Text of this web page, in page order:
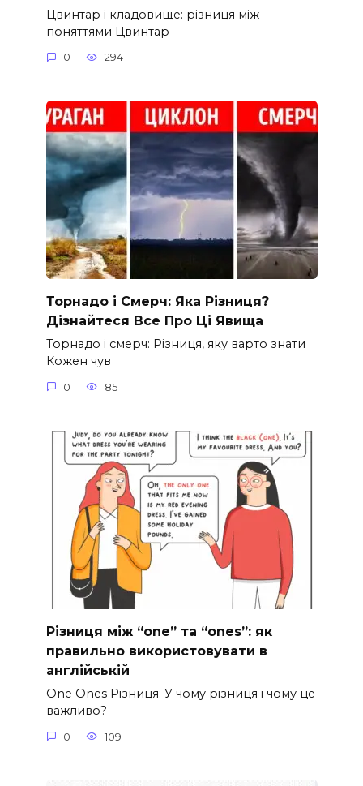
Цвинтар і кладовище: різниця між
поняттями Цвинтар
0 294
Торнадо і Смерч: Яка Різниця?
Дізнайтеся Все Про Ці Явища
Торнадо і смерч: Різниця, яку варто знати
Кожен чув
0 85
Різниця між “one” та “ones”: як
правильно використовувати в
англійській
One Ones Різниця: У чому різниця і чому це
важливо?
0 109